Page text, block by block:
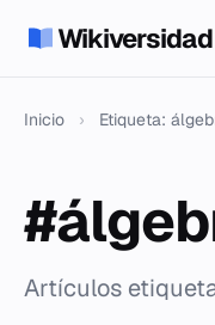
Wikiversidad
Inicio › Etiqueta:
Artículos